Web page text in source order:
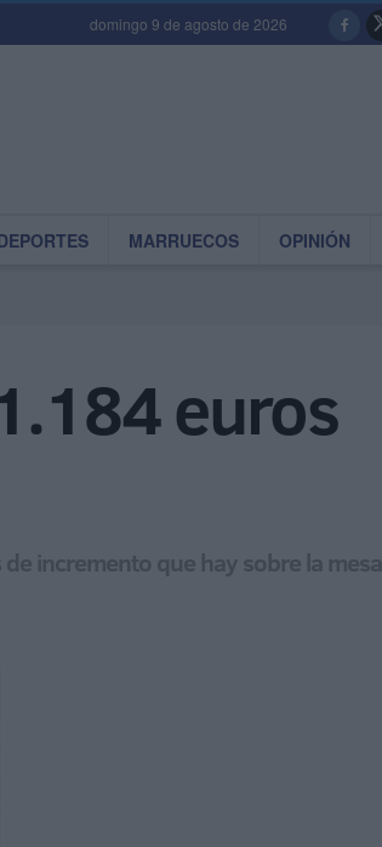
domingo 9 de agosto de 2026
MARRUECOS OPINIÓN
euros
incremento que hay sobre la mesa